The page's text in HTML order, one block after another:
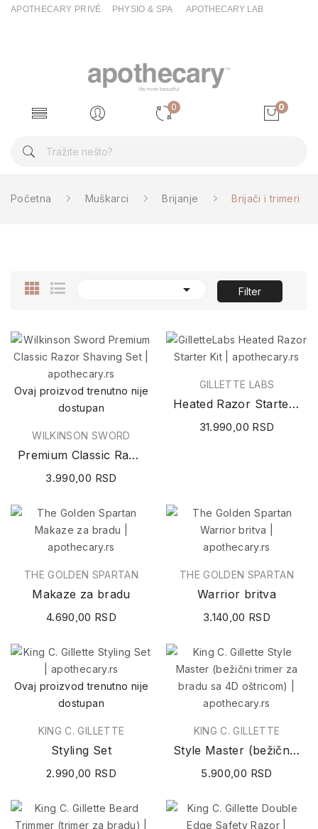
APOTHECARY PRIVÉ PHYSIO & SPA APOTHECARY LAB
0 0
Početna Muškarci Brijanje Brijači i trimeri
 Filter
Ovaj proizvod trenutno nije
dostupan
WILKINSON SWORD
Premium Classic Razor Shaving Set
3.990,00 RSD
GILLETTE LABS
Heated Razor Starter Kit
31.990,00 RSD
THE GOLDEN SPARTAN
Makaze za bradu
4.690,00 RSD
THE GOLDEN SPARTAN
Warrior britva
3.140,00 RSD
Ovaj proizvod trenutno nije
dostupan
KING C. GILLETTE
Styling Set
2.990,00 RSD
KING C. GILLETTE
Style Master (bežični trimer za bradu sa 4D...
5.900,00 RSD